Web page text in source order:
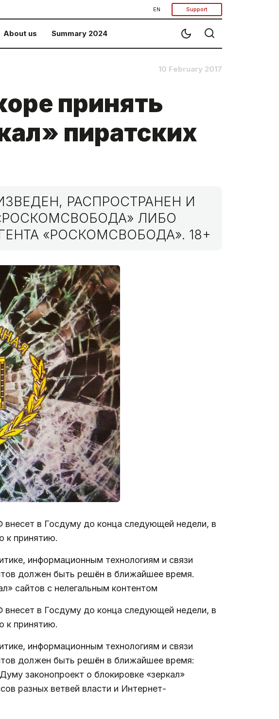
EN Support
About us Summary 2024
10 February 2017
принять
пиратских
РАСПРОСТРАНЕН И
ЛИБО
«РОСКОМСВОБОДА». 18+
внесет в Госдуму до конца следующей недели, в
к принятию.
информационным технологиям и связи
должен быть решён в ближайшее время.
сайтов с нелегальным контентом
внесет в Госдуму до конца следующей недели, в
к принятию.
информационным технологиям и связи
должен быть решён в ближайшее время:
законопроект о блокировке «зеркал»
разных ветвей власти и Интернет-